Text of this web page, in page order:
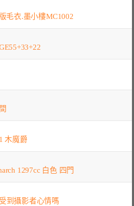
毛衣.墨小樓MC1002
木魔爵
1297cc 白色 四門
到攝影者心情嗎